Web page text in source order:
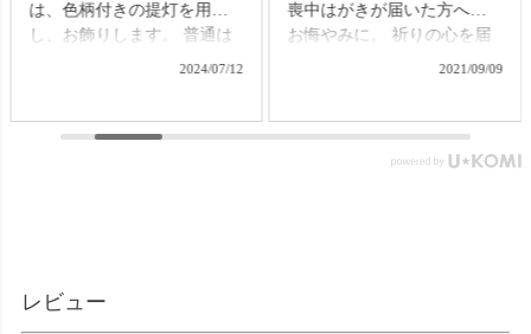
は、色柄付きの提灯を用意
し、お飾りします。 普通は
それぞれの提灯を別に準備
そんなお困りごとにお応え
@simple_butudan ■メモリア
2024/07/12
喪中はがきが届いた方への
お悔やみに。 祈りの心を届
ける贈り物で、故人をしの
らべ 桜/一葉/紅梅/椿（甘・
優）5本入（桐箱） ▼メモリ
2021/09/09
レビュー